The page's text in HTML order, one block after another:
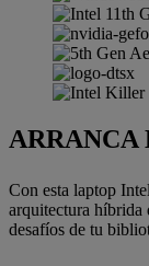
ARRANCA
Con esta laptop Intel
arquitectura híbrida
desafíos de tu